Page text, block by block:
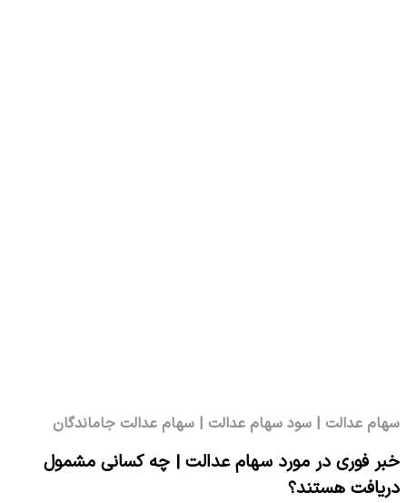
سهام عدالت | سود سهام عدالت | سهام عدالت جاماندگان
خبر فوری در مورد سهام عدالت | چه کسانی مشمول
دریافت هستند؟